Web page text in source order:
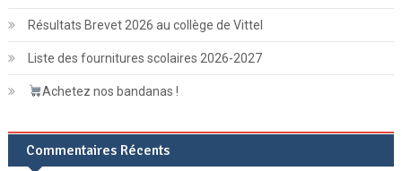
Résultats Brevet 2026 au collège de Vittel
Liste des fournitures scolaires 2026-2027
Achetez nos bandanas !
Commentaires Récents